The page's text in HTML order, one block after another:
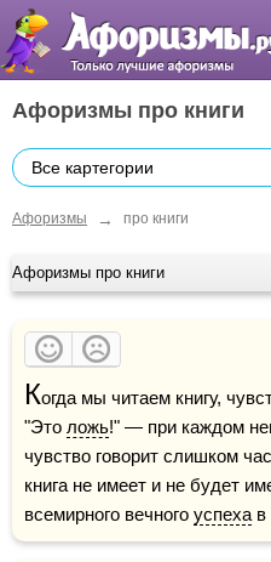
Афоризмы про книги
Все картегории
Афоризмы → про книги
Афоризмы про книги
Когда мы читаем книгу,
"Это ложь!" — при каждом
чувство говорит слишком
книга не имеет и не будет
всемирного вечного успеха в